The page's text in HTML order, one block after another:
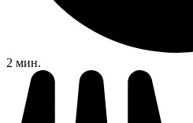
2 мин.